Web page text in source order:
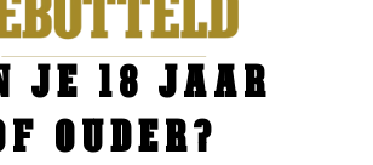
JE 18 JAAR
OUDER?